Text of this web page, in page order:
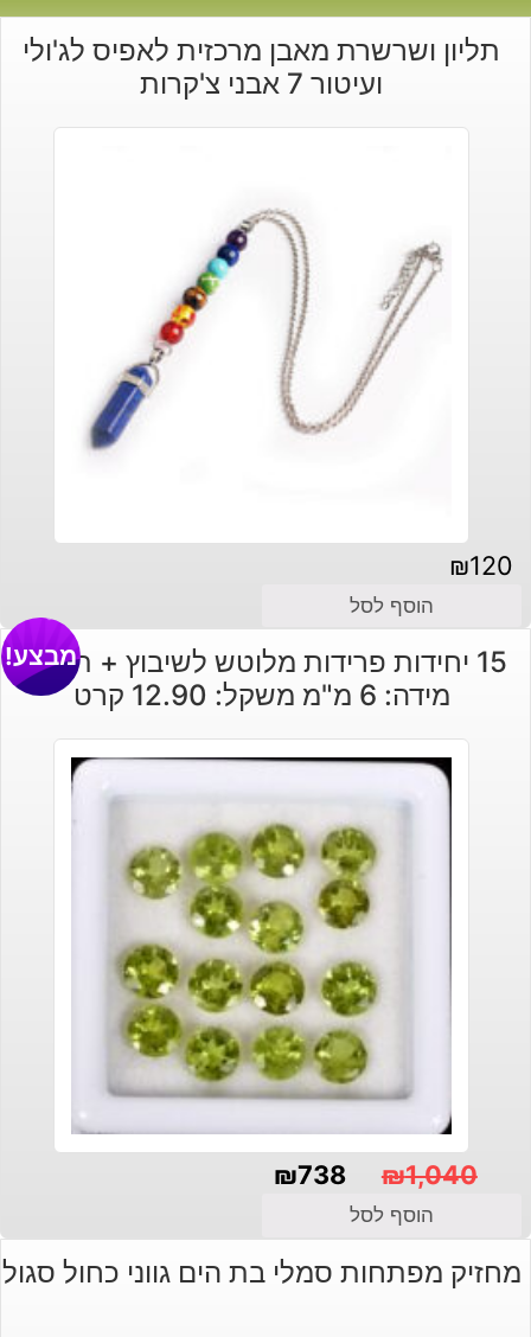
תליון ושרשרת מאבן מרכזית לאפיס לג'ולי
ועיטור 7 אבני צ'קרות
₪120
הוסף לסל
15 יחידות פרידות מלוטש לשיבוץ + תעודה
מידה: 6 מ"מ משקל: 12.90 קרט
מבצע!
₪1,040
המקורי
היה:
₪738
הנוכחי
הוא:
הוסף לסל
מחזיק מפתחות סמלי בת הים גווני כחול סגול